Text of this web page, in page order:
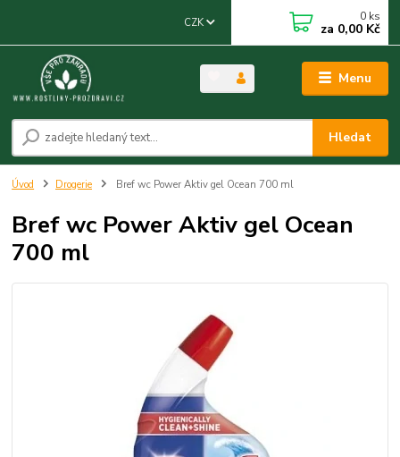
Menu
CZK
Hledat
0 ks
za 0,00 Kč
Úvod Drogerie Bref wc Power Aktiv gel Ocean 700 ml
Bref wc Power Aktiv gel Ocean
700 ml